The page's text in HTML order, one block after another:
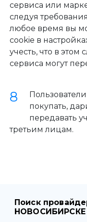
сервиса или
следуя
любое время вы
cookie в
учесть, что в
сервиса могут
покупать,
передавать
третьим лицам.
Поиск
НОВОСИБИРСКЕ